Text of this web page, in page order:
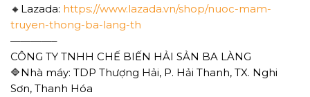
🔸Lazada: https://www.lazada.vn/shop/nuoc-mam-
truyen-thong-ba-lang-th
————–
CÔNG TY TNHH CHẾ BIẾN HẢI SẢN BA LÀNG
🔷Nhà máy: TDP Thượng Hải, P. Hải Thanh, TX. Nghi
Sơn, Thanh Hóa